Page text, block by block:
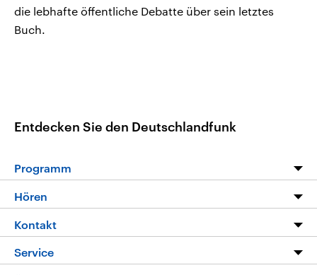
die lebhafte öffentliche Debatte über sein letztes
Buch.
Entdecken Sie den Deutschlandfunk
Programm
Die Nachrichten
Nachrichtenleicht
Hören
Livestream
Podcasts
Kontakt
Hörerservice
Service